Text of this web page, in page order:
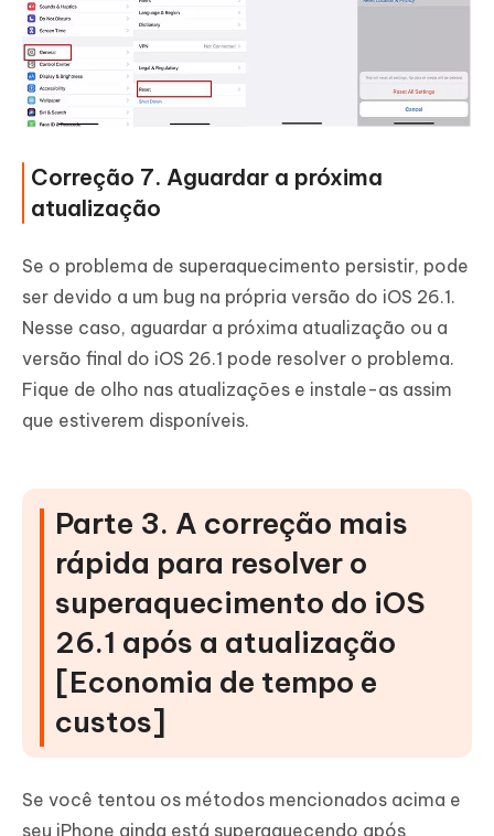
Correção 7. Aguardar a próxima
atualização
Se o problema de superaquecimento persistir, pode
ser devido a um bug na própria versão do iOS 26.1.
Nesse caso, aguardar a próxima atualização ou a
versão final do iOS 26.1 pode resolver o problema.
Fique de olho nas atualizações e instale-as assim
que estiverem disponíveis.
Parte 3. A correção mais
rápida para resolver o
superaquecimento do iOS
26.1 após a atualização
[Economia de tempo e
custos]
Se você tentou os métodos mencionados acima e
seu iPhone ainda está superaquecendo após